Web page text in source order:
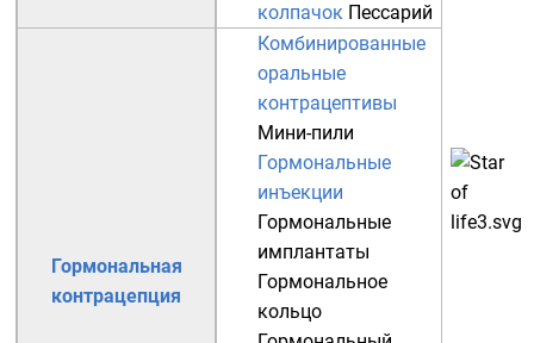
колпачок Пессарий
Гормональная
контрацепция
Комбинированные
оральные
контрацептивы
Мини-пили
Гормональные
инъекции
Гормональные
имплантаты
Гормональное
кольцо